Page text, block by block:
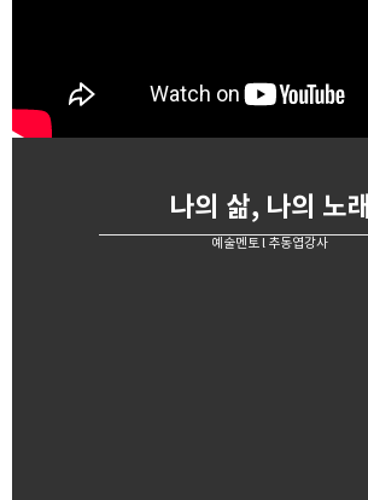
나의 삶, 나의 노래
예술멘토 l 추동엽강사